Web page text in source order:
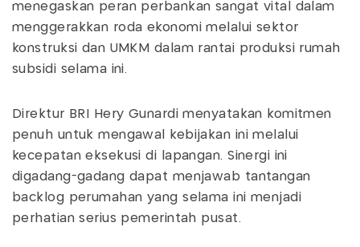
menegaskan peran perbankan sangat vital dalam
menggerakkan roda ekonomi melalui sektor
konstruksi dan UMKM dalam rantai produksi rumah
subsidi selama ini.
Direktur BRI Hery Gunardi menyatakan komitmen
penuh untuk mengawal kebijakan ini melalui
kecepatan eksekusi di lapangan. Sinergi ini
digadang-gadang dapat menjawab tantangan
backlog perumahan yang selama ini menjadi
perhatian serius pemerintah pusat.